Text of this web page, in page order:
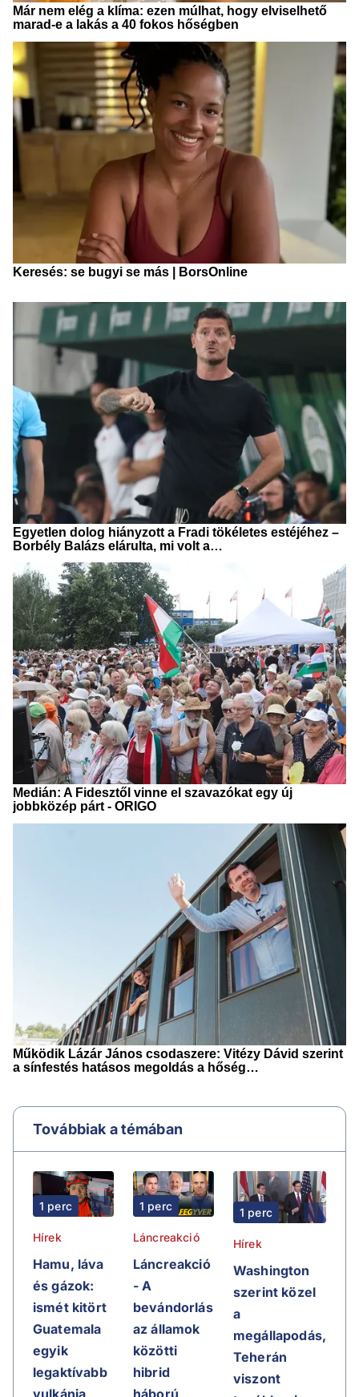
Továbbiak a témában
1 perc
Hírek
Hamu, láva
és gázok:
ismét kitört
Guatemala
egyik
legaktívabb
vulkánja
1 perc
Láncreakció
Láncreakció
- A
bevándorlás
az államok
közötti
hibrid
háború
1 perc
Hírek
Washington
szerint közel
a
megállapodás,
Teherán
viszont